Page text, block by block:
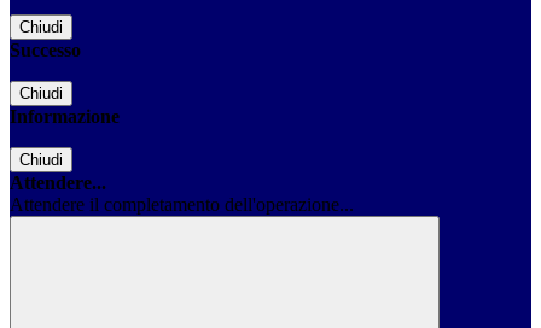
Chiudi
Successo
Chiudi
Informazione
Chiudi
Attendere...
Attendere il completamento dell'operazione...